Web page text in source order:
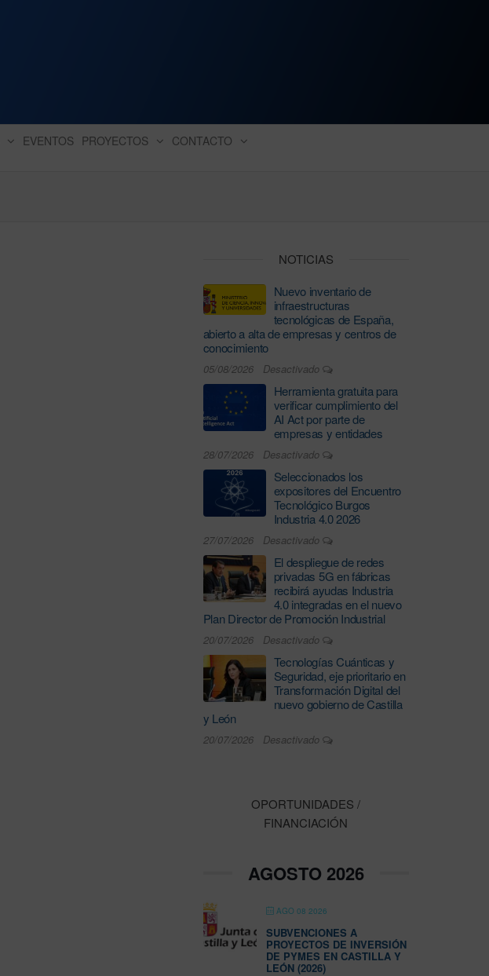
EVENTOS PROYECTOS CONTACTO
NOTICIAS
Nuevo inventario de
infraestructuras
tecnológicas de España,
abierto a alta de empresas y centros de
conocimiento
05/08/2026 Desactivado
Herramienta gratuita para
verificar cumplimiento del
AI Act por parte de
empresas y entidades
28/07/2026 Desactivado
Seleccionados los
expositores del Encuentro
Tecnológico Burgos
Industria 4.0 2026
27/07/2026 Desactivado
El despliegue de redes
privadas 5G en fábricas
recibirá ayudas Industria
4.0 integradas en el nuevo
Plan Director de Promoción Industrial
20/07/2026 Desactivado
Tecnologías Cuánticas y
Seguridad, eje prioritario en
Transformación Digital del
nuevo gobierno de Castilla
y León
20/07/2026 Desactivado
OPORTUNIDADES /
FINANCIACIÓN
AGOSTO 2026
AGO 08 2026
SUBVENCIONES A
PROYECTOS DE INVERSIÓN
DE PYMES EN CASTILLA Y
LEÓN (2026)